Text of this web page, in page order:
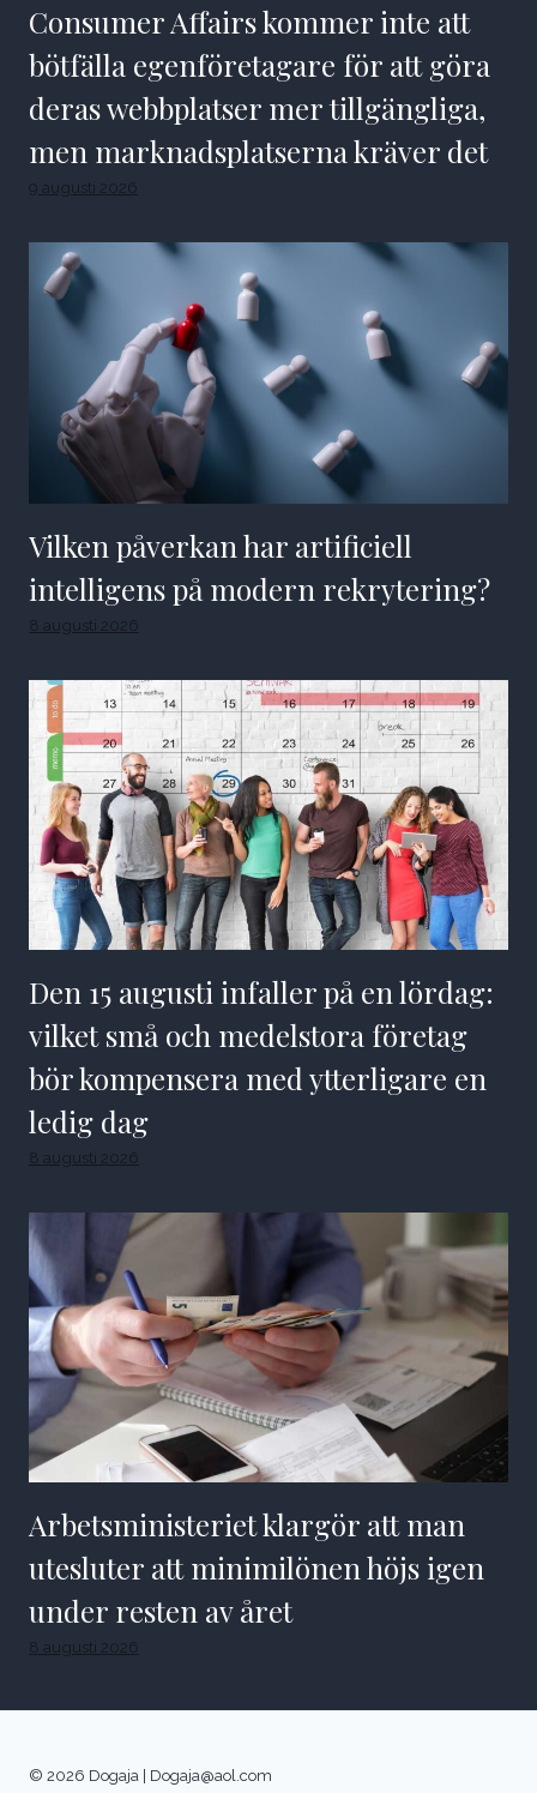
Consumer Affairs kommer inte att
bötfälla egenföretagare för att göra
deras webbplatser mer tillgängliga,
men marknadsplatserna kräver det
9 augusti 2026
Vilken påverkan har artificiell
intelligens på modern rekrytering?
8 augusti 2026
Den 15 augusti infaller på en lördag:
vilket små och medelstora företag
bör kompensera med ytterligare en
ledig dag
8 augusti 2026
Arbetsministeriet klargör att man
utesluter att minimilönen höjs igen
under resten av året
8 augusti 2026
© 2026 Dogaja | Dogaja@aol.com